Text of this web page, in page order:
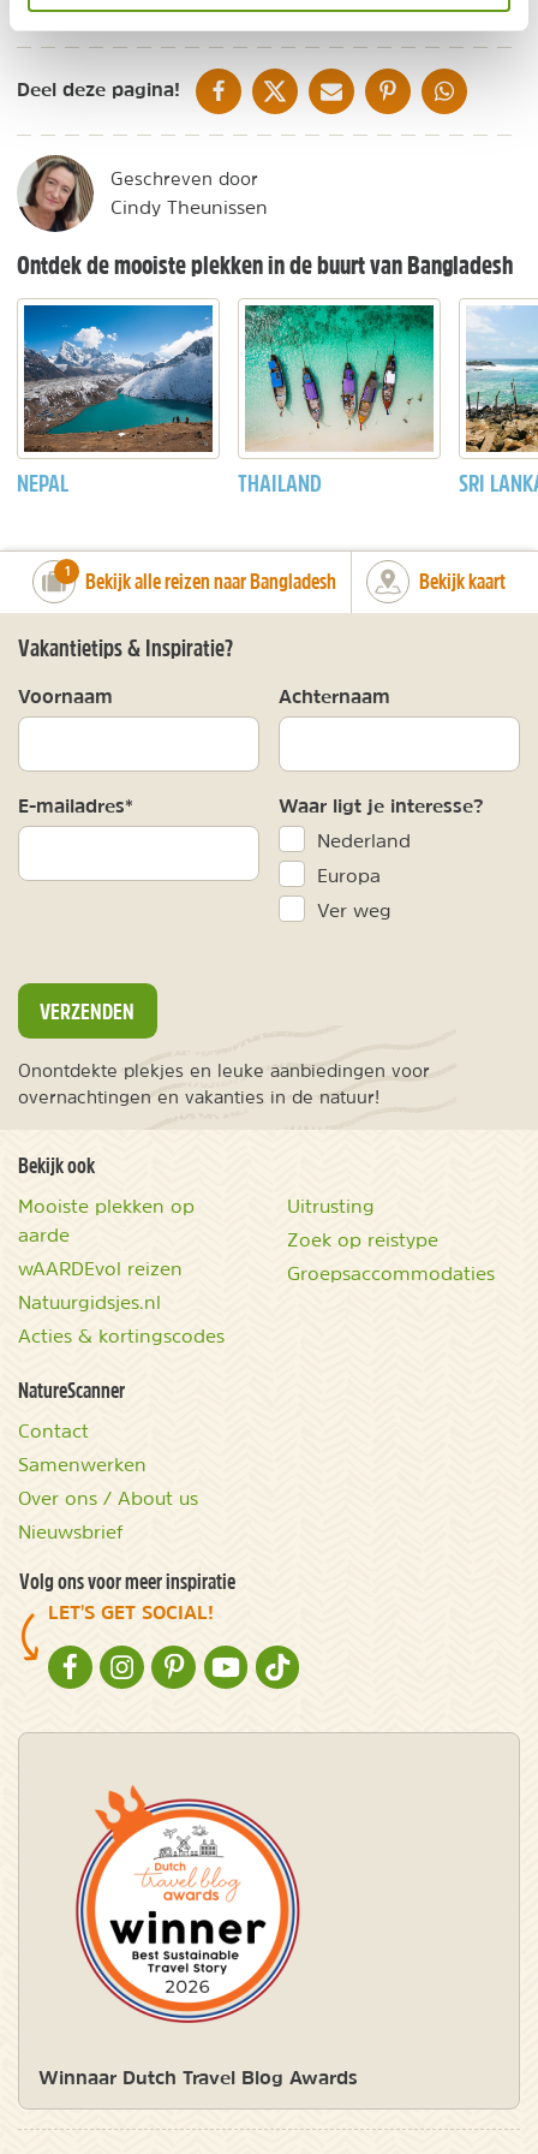
lezen alvorens je een reis boekt.
Deel deze pagina! DELEN OP FACEBOOK
DELEN OP XDELEN VIA DE MAIL
DELEN OP PINTEREST
DELEN OP
Geschreven door
Cindy Theunissen
Ontdek de mooiste plekken in de buurt van Bangladesh
NEPAL THAILAND SRI
number_of_trips:
1 Bekijk alle reizen naar Bangladesh Bekijk kaart
Vakantietips & Inspiratie?
Voornaam Achternaam
E-mailadres* Waar ligt je interesse?
Nederland
Europa
Ver weg
VERZENDEN
Onontdekte plekjes en leuke aanbiedingen voor
overnachtingen en vakanties in de natuur!
Bekijk ook
Mooiste plekken op
aarde
wAARDEvol reizen
Natuurgidsjes.nl
Acties & kortingscodes
Uitrusting
Zoek op reistype
Groepsaccommodaties
NatureScanner
Contact
Samenwerken
Over ons / About us
Nieuwsbrief
Volg ons voor meer inspiratie
LET'S GET SOCIAL!
NATURESCANNER OP FACEBOOK
NATURESCANNER OP INSTAGRAM
NATURESCANNER OP PINTEREST
NATURESCANNER OP YOUTUBE
NATURESCANNER OP TIKTOK
Winnaar Dutch Travel Blog Awards